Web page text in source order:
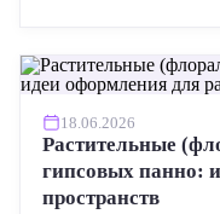
18.06.2026
Растительные
гипсовых панно:
пространств